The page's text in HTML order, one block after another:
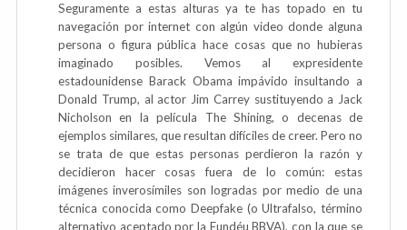
Seguramente a estas alturas ya te has topado en tu
navegación por internet con algún video donde alguna
persona o figura pública hace cosas que no hubieras
imaginado posibles. Vemos al expresidente
estadounidense Barack Obama impávido insultando a
Donald Trump, al actor Jim Carrey sustituyendo a Jack
Nicholson en la película The Shining, o decenas de
ejemplos similares, que resultan difíciles de creer. Pero no
se trata de que estas personas perdieron la razón y
decidieron hacer cosas fuera de lo común: estas
imágenes inverosímiles son logradas por medio de una
técnica conocida como Deepfake (o Ultrafalso, término
alternativo aceptado por la Fundéu BBVA), con la que se